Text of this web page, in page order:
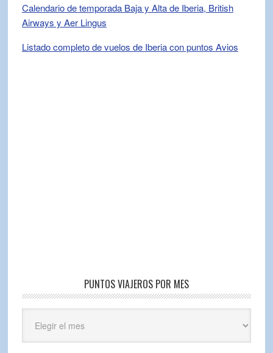
Calendario de temporada Baja y Alta de Iberia, British
Airways y Aer Lingus
Listado completo de vuelos de Iberia con puntos Avios
PUNTOS VIAJEROS POR MES
Viajeros
por